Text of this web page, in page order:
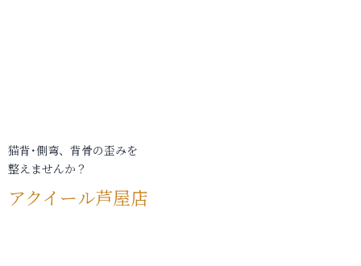
猫背･側弯、背骨の歪みを
整えませんか？
アクイール芦屋店